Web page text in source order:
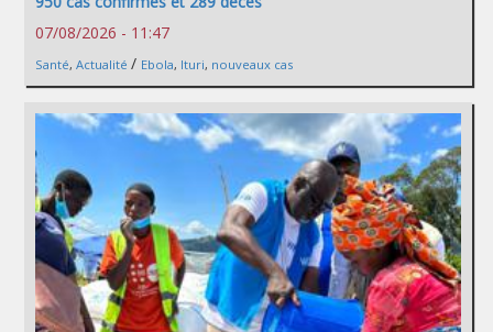
07/08/2026 - 11:47
Santé, Actualité / Ebola, Ituri, nouveaux cas